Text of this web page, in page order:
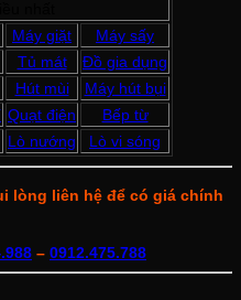
Máy giặt
Máy sấy
Tủ mát
Đồ gia dụng
Hút mùi
Máy hút bụi
Quạt điện
Bếp từ
Lò nướng Lò vi sóng
lòng liên hệ để có giá chính
– 0912.475.788